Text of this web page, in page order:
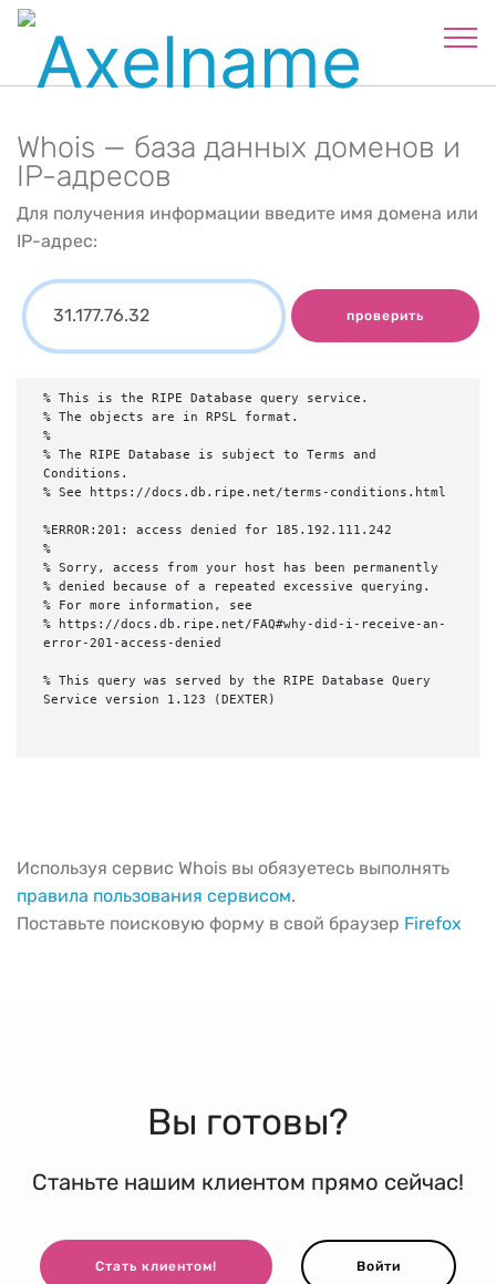
Whois — база данных доменов и
IP-адресов
Для получения информации введите имя домена или
IP-адрес:
проверить
% This is the RIPE Database query service.
% The objects are in RPSL format.
%
% The RIPE Database is subject to Terms and
Conditions.
% See https://docs.db.ripe.net/terms-conditions.html
%ERROR:201: access denied for 185.192.111.242
%
% Sorry, access from your host has been permanently
% denied because of a repeated excessive querying.
% For more information, see
% https://docs.db.ripe.net/FAQ#why-did-i-receive-an-
error-201-access-denied
% This query was served by the RIPE Database Query
Service version 1.123 (DEXTER)
Используя сервис Whois вы обязуетесь выполнять
правила пользования сервисом.
Поставьте поисковую форму в свой браузер Firefox
Вы готовы?
Станьте нашим клиентом прямо сейчас!
Стать клиентом! Войти